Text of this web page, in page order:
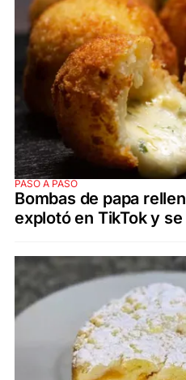
PASO A PASO
Bombas de papa
explotó en TikTok y